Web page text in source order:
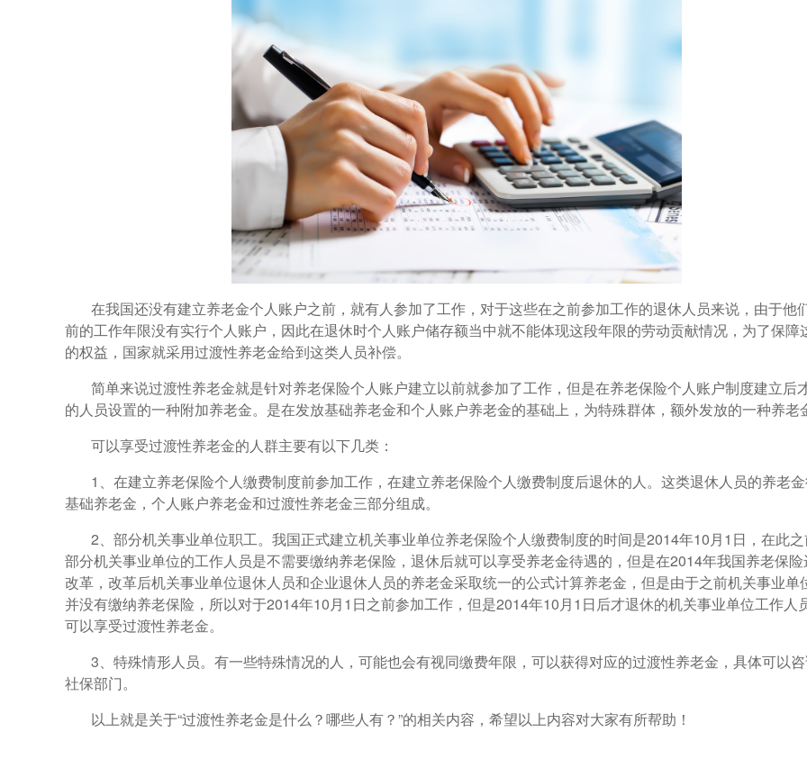
在我国还没有建立养老金个人账户之前，就有人参加了工作，对于这些在之前参加工作的退休人员来说，由于他
前的工作年限没有实行个人账户，因此在退休时个人账户储存额当中就不能体现这段年限的劳动贡献情况，为了保障
的权益，国家就采用过渡性养老金给到这类人员补偿。
简单来说过渡性养老金就是针对养老保险个人账户建立以前就参加了工作，但是在养老保险个人账户制度建立后
的人员设置的一种附加养老金。是在发放基础养老金和个人账户养老金的基础上，为特殊群体，额外发放的一种养老
可以享受过渡性养老金的人群主要有以下几类：
1、在建立养老保险个人缴费制度前参加工作，在建立养老保险个人缴费制度后退休的人。这类退休人员的养老
基础养老金，个人账户养老金和过渡性养老金三部分组成。
2、部分机关事业单位职工。我国正式建立机关事业单位养老保险个人缴费制度的时间是2014年10月1日，在此
部分机关事业单位的工作人员是不需要缴纳养老保险，退休后就可以享受养老金待遇的，但是在2014年我国养老保险
改革，改革后机关事业单位退休人员和企业退休人员的养老金采取统一的公式计算养老金，但是由于之前机关事业单
并没有缴纳养老保险，所以对于2014年10月1日之前参加工作，但是2014年10月1日后才退休的机关事业单位工作人
可以享受过渡性养老金。
3、特殊情形人员。有一些特殊情况的人，可能也会有视同缴费年限，可以获得对应的过渡性养老金，具体可以
社保部门。
以上就是关于“过渡性养老金是什么？哪些人有？”的相关内容，希望以上内容对大家有所帮助！